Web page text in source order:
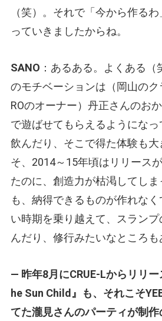
（笑）。それで「今から作る
っていきましたからね。
SANO ：あるある。よくある
のモチベーションは（岡山のク
ROのオーナー）丹正さんのお
で遊ばせてもらえるようにな
飲んだり、そこで得た体験も大
そ、2014～15年頃はリリース
たのに、創造力が枯渇してし
も、納得できるものが作れな
い時期を乗り越えて、スラン
んだり、修行みたいなところも
— 昨年8月にCRUE-Lからリリ
he Sun Child』も、それこそ
てた瀧見さんのパーティが制